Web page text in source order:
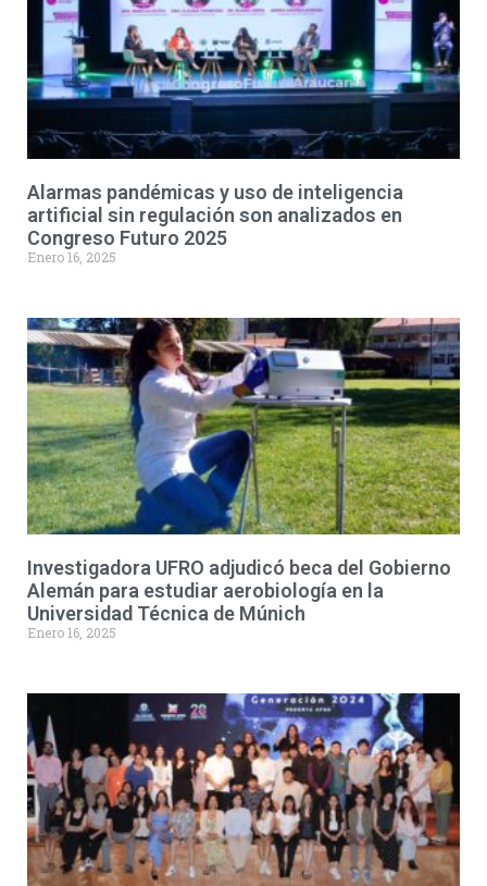
Alarmas pandémicas y uso de inteligencia
artificial sin regulación son analizados en
Congreso Futuro 2025
Enero 16, 2025
Investigadora UFRO adjudicó beca del Gobierno
Alemán para estudiar aerobiología en la
Universidad Técnica de Múnich
Enero 16, 2025